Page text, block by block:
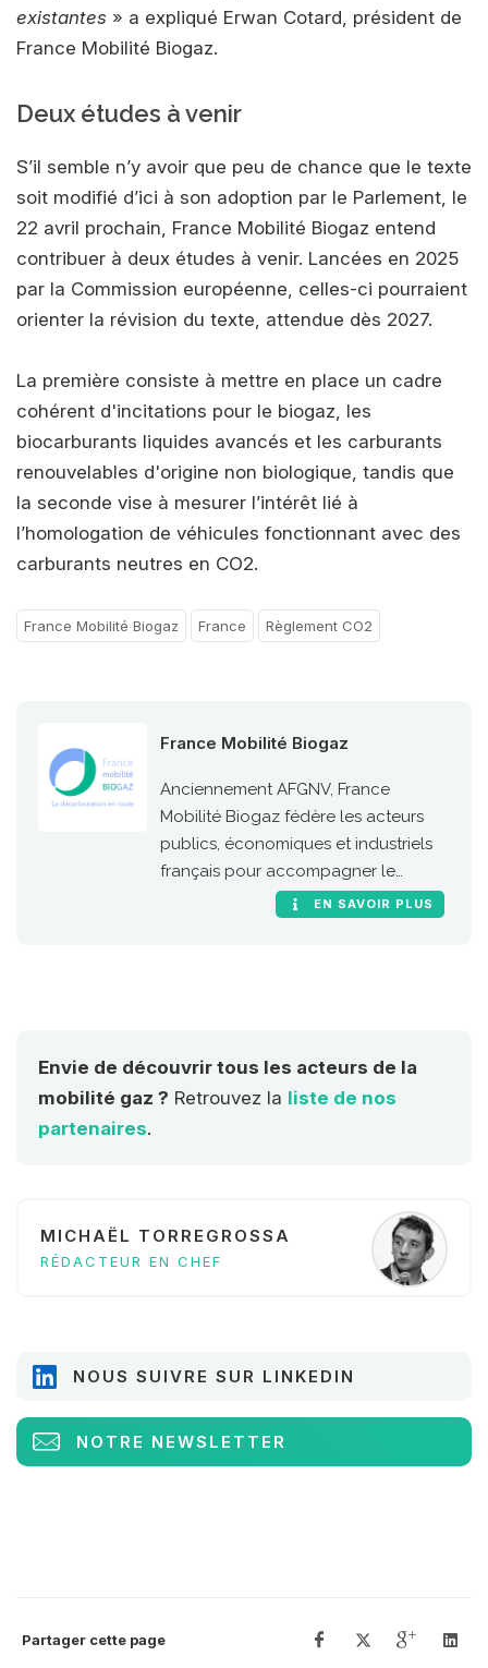
existantes » a expliqué Erwan Cotard, président de
France Mobilité Biogaz.
Deux études à venir
S’il semble n’y avoir que peu de chance que le texte
soit modifié d’ici à son adoption par le Parlement, le
22 avril prochain, France Mobilité Biogaz entend
contribuer à deux études à venir. Lancées en 2025
par la Commission européenne, celles-ci pourraient
orienter la révision du texte, attendue dès 2027.
La première consiste à mettre en place un cadre
cohérent d'incitations pour le biogaz, les
biocarburants liquides avancés et les carburants
renouvelables d'origine non biologique, tandis que
la seconde vise à mesurer l’intérêt lié à
l’homologation de véhicules fonctionnant avec des
carburants neutres en CO2.
France Mobilité Biogaz France Règlement CO2
France Mobilité Biogaz
Anciennement AFGNV, France
Mobilité Biogaz fédère les acteurs
publics, économiques et industriels
français pour accompagner le
développement de l’usage carburant
EN SAVOIR PLUS
Envie de découvrir tous les acteurs de la
mobilité gaz ? Retrouvez la liste de nos
partenaires.
MICHAËL TORREGROSSA
RÉDACTEUR EN CHEF
NOUS SUIVRE SUR LINKEDIN
NOTRE NEWSLETTER
Partager cette page